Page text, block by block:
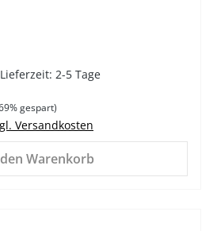
2-5 Tage
gespart)
Versandkosten
Warenkorb